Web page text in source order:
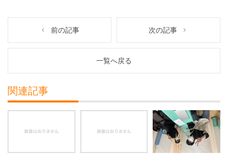
前の記事 次の記事
一覧へ戻る
関連記事